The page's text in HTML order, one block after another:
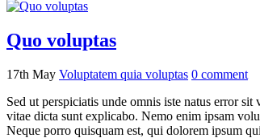
Quo voluptas
17th May Voluptatem quia voluptas 0 comment
Sed ut perspiciatis unde omnis iste natus error
vitae dicta sunt explicabo. Nemo enim ipsam
Neque porro quisquam est, qui dolorem ipsum